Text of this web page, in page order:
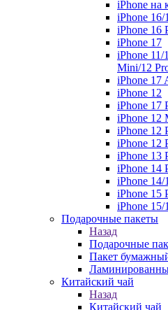
iPhone на
iPhone 16/
iPhone 16
iPhone 17
iPhone 11/
Mini/12
iPhone 17
iPhone 12
iPhone 17
iPhone 12
iPhone 12
iPhone 12
iPhone 13
iPhone 14
iPhone 14/
iPhone 15
iPhone 15/
Подарочные пакеты
Назад
Подарочные
Пакет
Китайский чай
Назад
Китайский чай